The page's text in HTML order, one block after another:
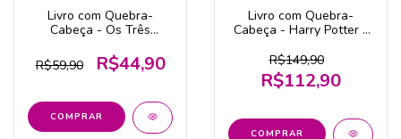
Livro com Quebra-
Cabeça - Os Três
Cultural
R$59,90 R$44,90
Livro com Quebra-
Cabeça - Harry Potter -
R$149,90
R$112,90